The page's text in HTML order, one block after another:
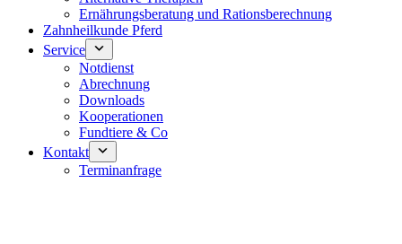
Ernährungsberatung und Rationsberechnung
Zahnheilkunde Pferd
Service
Notdienst
Abrechnung
Downloads
Kooperationen
Fundtiere & Co
Kontakt
Terminanfrage